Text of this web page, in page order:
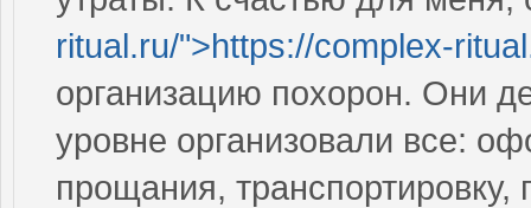
ritual.ru/">https://complex-
организацию похорон. Они
уровне организовали все:
прощания,